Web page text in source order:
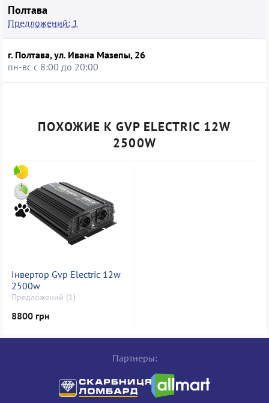
Полтава
Предложений: 1
г. Полтава, ул. Ивана Мазепы, 26
пн-вс с 8:00 до 20:00
ПОХОЖИЕ К GVP ELECTRIC 12W
2500W
Інвертор Gvp Electric 12w
2500w
Предложений (1)
8800 грн
Партнеры: